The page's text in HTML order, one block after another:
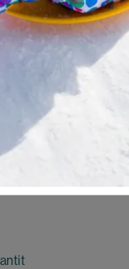
vacances
cet hiver